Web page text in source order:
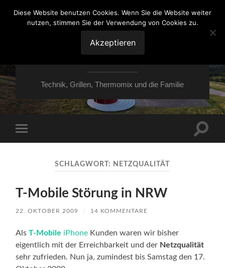
VON ESSEN ÜBER
HESSEN NACH
MOERS
Technik, Grillen, Thermomix und die Familie
Menü
SCHLAGWORT: NETZQUALITÄT
T-Mobile Störung in NRW
22. OKTOBER 2009 / 14 KOMMENTARE
AlsT-Mobile iPhone Kunden waren wir bisher
eigentlich mit der Erreichbarkeit und der Netzqualität
sehr zufrieden. Nun ja, zumindest bis Samstag den 17.
Diese Website benutzen Cookies. Wenn Sie die Website weiter
nutzen, stimmen Sie der Verwendung von Cookies zu.
Akzeptieren